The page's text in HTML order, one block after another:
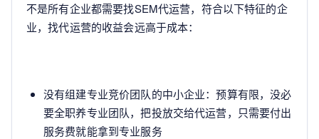
不是所有企业都需要找SEM代运营，符合以下特征的企
业，找代运营的收益会远高于成本：
没有组建专业竞价团队的中小企业：预算有限，没必
要全职养专业团队，把投放交给代运营，只需要付出
服务费就能拿到专业服务